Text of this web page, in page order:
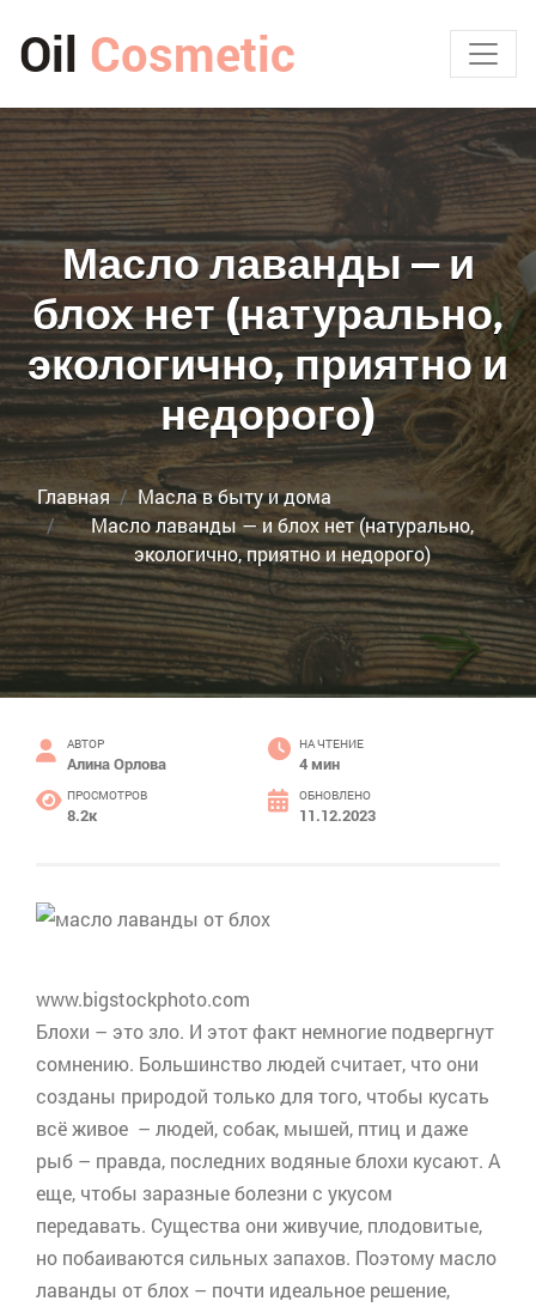
Oil Cosmetic
Масло лаванды — и
блох нет (натурально,
экологично, приятно и
недорого)
Главная
Масла в быту и дома
Масло лаванды — и блох нет (натурально,
экологично, приятно и недорого)
АВТОР
Алина Орлова
НА ЧТЕНИЕ
4 мин
ПРОСМОТРОВ
8.2к
ОБНОВЛЕНО
11.12.2023
www.bigstockphoto.com
Блохи – это зло. И этот факт немногие подвергнут
сомнению. Большинство людей считает, что они
созданы природой только для того, чтобы кусать
всё живое – людей, собак, мышей, птиц и даже
рыб – правда, последних водяные блохи кусают. А
еще, чтобы заразные болезни с укусом
передавать. Существа они живучие, плодовитые,
но побаиваются сильных запахов. Поэтому масло
лаванды от блох – почти идеальное решение,